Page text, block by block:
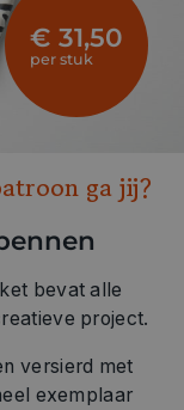
€ 31,50
per stuk
ga jij?
bevat alle
project.
versierd met
exemplaar